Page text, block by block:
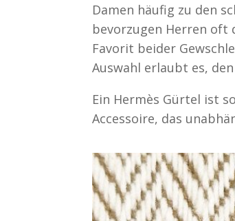
Damen häufig zu den
bevorzugen Herren oft
Favorit beider
Auswahl erlaubt es,
Ein Hermès Gürtel ist
Accessoire, das